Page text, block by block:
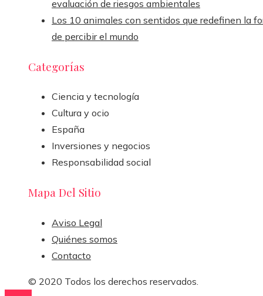
evaluación de riesgos ambientales
Los 10 animales con sentidos que redefinen la
de percibir el mundo
Categorías
Ciencia y tecnología
Cultura y ocio
España
Inversiones y negocios
Responsabilidad social
Mapa Del Sitio
Aviso Legal
Quiénes somos
Contacto
© 2020 Todos los derechos reservados.